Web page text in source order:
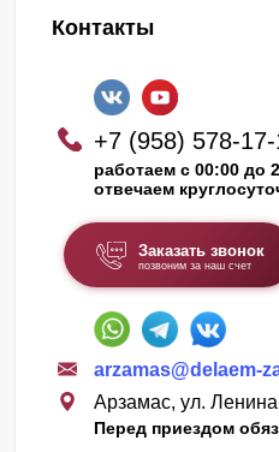
Контакты
+7 (958) 578-
работаем с 00:00 до
отвечаем
Заказать звонок
позвоним за наш счет
arzamas@delaem-
Арзамас, ул.
Перед приездом